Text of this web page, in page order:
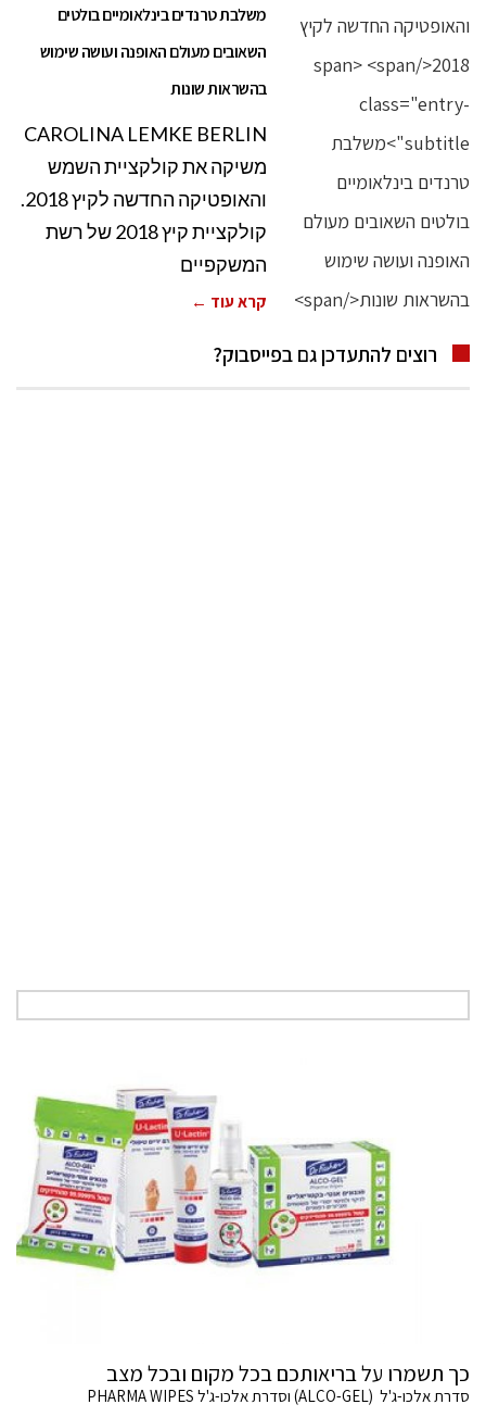
משלבת טרנדים בינלאומיים בולטים
השאובים מעולם האופנה ועושה שימוש
בהשראות שונות
CAROLINA LEMKE BERLIN
משיקה את קולקציית השמש
והאופטיקה החדשה לקיץ 2018.
קולקציית קיץ 2018 של רשת
המשקפיים
קרא עוד ←
רוצים להתעדכן גם בפייסבוק?
כך תשמרו על בריאותכם בכל מקום ובכל מצב
סדרת אלכו-ג'ל (ALCO-GEL) וסדרת אלכו-ג'ל PHARMA WIPES